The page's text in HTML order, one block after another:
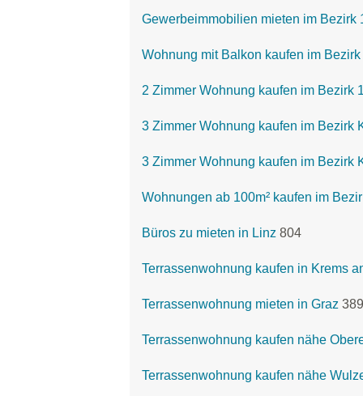
Gewerbeimmobilien mieten im Bezirk
Wohnung mit Balkon kaufen im
2 Zimmer Wohnung kaufen im Bezirk
3 Zimmer Wohnung kaufen im Bezirk
3 Zimmer Wohnung kaufen im Bezirk
Wohnungen ab 100m² kaufen im
Büros zu mieten in Linz 804
Terrassenwohnung kaufen in Krems
Terrassenwohnung mieten in Graz 389
Terrassenwohnung kaufen nähe
Terrassenwohnung kaufen nähe